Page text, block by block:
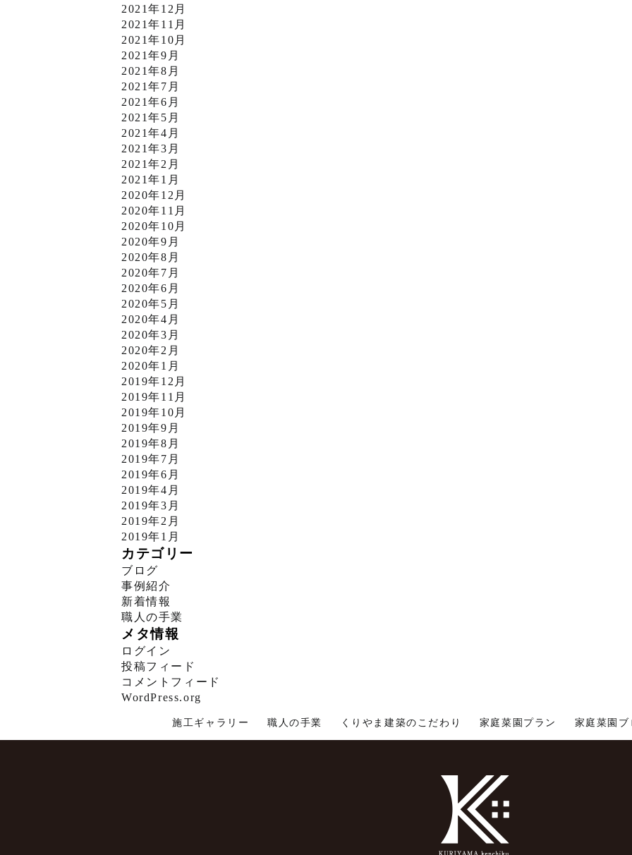
2021年12月
2021年11月
2021年10月
2021年9月
2021年8月
2021年7月
2021年6月
2021年5月
2021年4月
2021年3月
2021年2月
2021年1月
2020年12月
2020年11月
2020年10月
2020年9月
2020年8月
2020年7月
2020年6月
2020年5月
2020年4月
2020年3月
2020年2月
2020年1月
2019年12月
2019年11月
2019年10月
2019年9月
2019年8月
2019年7月
2019年6月
2019年4月
2019年3月
2019年2月
2019年1月
カテゴリー
ブログ
事例紹介
新着情報
職人の手業
メタ情報
ログイン
投稿フィード
コメントフィード
WordPress.org
施工ギャラリー 職人の手業 くりやま建築のこだわり 家庭菜園プラン 家庭菜園ブ